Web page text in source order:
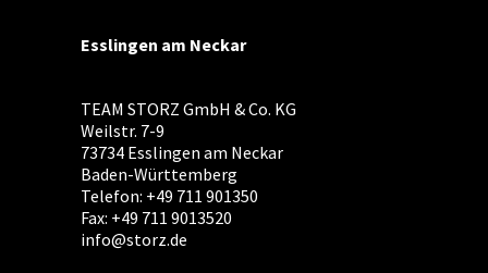
Esslingen am Neckar
TEAM STORZ GmbH & Co. KG
Weilstr. 7-9
73734 Esslingen am Neckar
Baden-Württemberg
Telefon: +49 711 901350
Fax: +49 711 9013520
info@storz.de